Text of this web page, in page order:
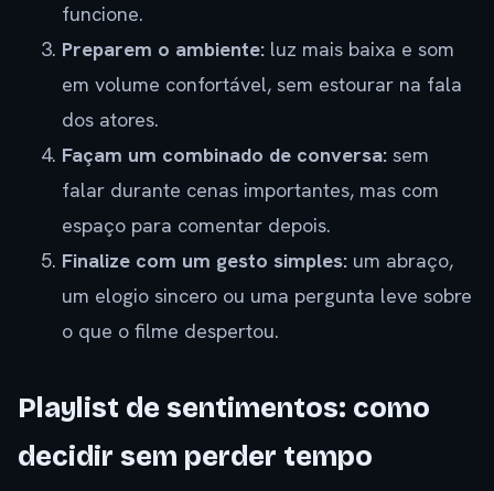
funcione.
Preparem o ambiente: luz mais baixa e som
em volume confortável, sem estourar na fala
dos atores.
Façam um combinado de conversa: sem
falar durante cenas importantes, mas com
espaço para comentar depois.
Finalize com um gesto simples: um abraço,
um elogio sincero ou uma pergunta leve sobre
o que o filme despertou.
Playlist de sentimentos: como
decidir sem perder tempo